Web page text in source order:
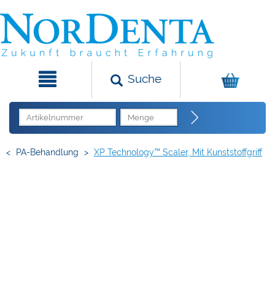
Suche
< PA-Behandlung > XP Technology™ Scaler, Mit Kunststoffgriff